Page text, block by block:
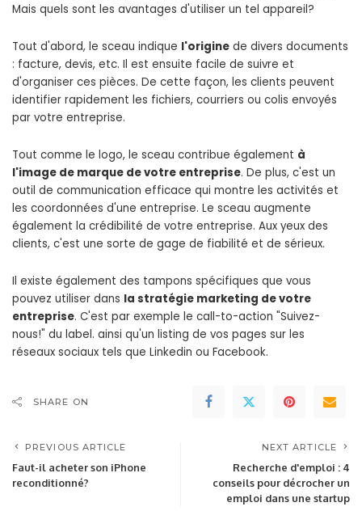
Mais quels sont les avantages d'utiliser un tel appareil?
Tout d'abord, le sceau indique l'origine de divers documents
: facture, devis, etc. Il est ensuite facile de suivre et
d'organiser ces pièces. De cette façon, les clients peuvent
identifier rapidement les fichiers, courriers ou colis envoyés
par votre entreprise.
Tout comme le logo, le sceau contribue également à
l'image de marque de votre entreprise. De plus, c'est un
outil de communication efficace qui montre les activités et
les coordonnées d'une entreprise. Le sceau augmente
également la crédibilité de votre entreprise. Aux yeux des
clients, c'est une sorte de gage de fiabilité et de sérieux.
Il existe également des tampons spécifiques que vous
pouvez utiliser dans la stratégie marketing de votre
entreprise. C'est par exemple le call-to-action "Suivez-
nous!" du label. ainsi qu'un listing de vos pages sur les
réseaux sociaux tels que Linkedin ou Facebook.
SHARE ON
PREVIOUS ARTICLE
Faut-il acheter son iPhone
reconditionné?
NEXT ARTICLE
Recherche d'emploi : 4
conseils pour décrocher un
emploi dans une startup